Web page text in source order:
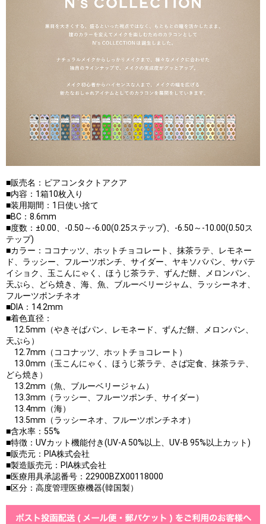
■販売名：ピアコンタクトアクア
■内容：1箱10枚入り
■装用期間：1日使い捨て
■BC：8.6mm
■度数：±0.00、-0.50～-6.00(0.25ステップ)、-6.50～-10.00(0.50ス
テップ)
■カラー：ココナッツ、ホットチョコレート、抹茶ラテ、レモネー
ド、ラッシー、フルーツポンチ、サイダー、ヤキソバパン、サバテ
イショク、玉こんにゃく、ほうじ茶ラテ、ずんだ餅、メロンパン、
天ぷら、どら焼き、海、魚、ブルーベリージャム、ラッシーネオ、
フルーツポンチネオ
■DIA：14.2mm
■着色直径：
12.5mm（やきそばパン、レモネード、ずんだ餅、メロンパン、
天ぷら）
12.7mm（ココナッツ、ホットチョコレート）
13.0mm（玉こんにゃく、ほうじ茶ラテ、さば定食、抹茶ラテ、
どら焼き）
13.2mm（魚、ブルーベリージャム）
13.3mm（ラッシー、フルーツポンチ、サイダー）
13.4mm（海）
13.5mm（ラッシーネオ、フルーツポンチネオ）
■含水率：55%
■特徴：UVカット機能付き(UV-A 50%以上、UV-B 95%以上カット)
■販売元：PIA株式会社
■製造販売元：PIA株式会社
■医療用具承認番号：22900BZX00118000
■区分：高度管理医療機器(韓国製）